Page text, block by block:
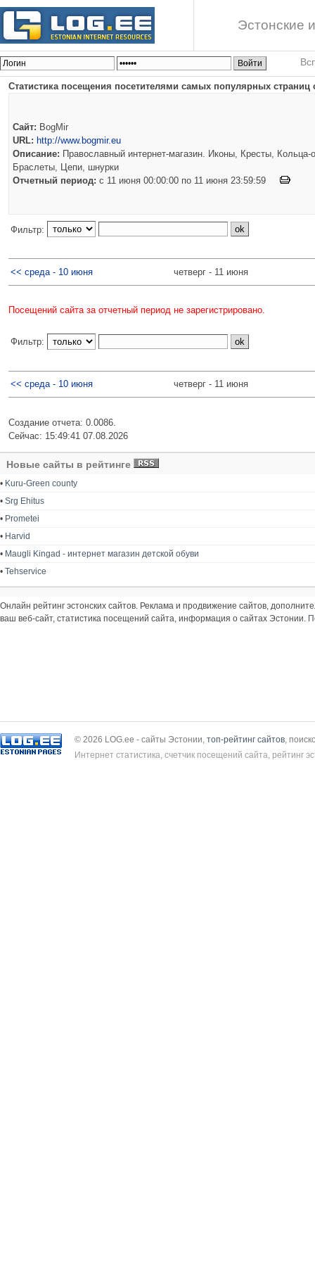
Эстонские
Статистика посещения посетителями самых популярных страниц
Сайт: BogMir
URL: http://www.bogmir.eu
Описание: Православный интернет-магазин. Иконы, Кресты, Кольца-
Браслеты, Цепи, шнурки
Отчетный период: c 11 июня 00:00:00 по 11 июня 23:59:59
Фильтр:
<< среда - 10 июня четверг - 11 июня
Посещений сайта за отчетный период не зарегистрировано.
Фильтр:
<< среда - 10 июня четверг - 11 июня
Создание отчета: 0.0086.
Сейчас: 15:49:41 07.08.2026
Новые сайты в рейтинге
• Kuru-Green county
• Srg Ehitus
• Prometei
• Harvid
• Maugli Kingad - интернет магазин детской обуви
• Tehservice
Онлайн рейтинг эстонских сайтов. Реклама и продвижение сайтов,
ваш веб-сайт, статистика посещений сайта, информация о сайтах Эстонии.
© 2026 LOG.ee - сайты Эстонии, топ-рейтинг сайтов ,
Интернет статистика, счетчик посещений сайта, рейтинг